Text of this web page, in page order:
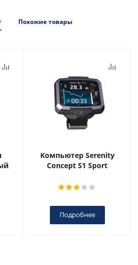
Похожие товары
Компьютер Serenity
Concept S1 Sport
Подробнее